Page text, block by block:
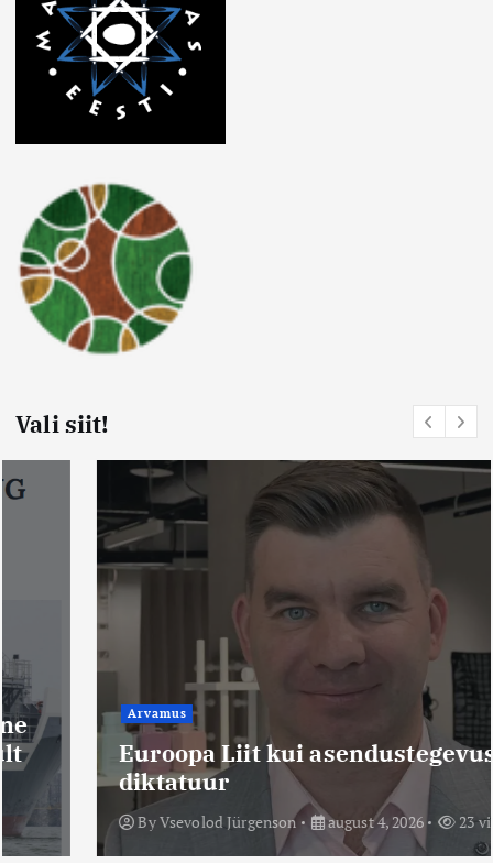
Vali siit!
Arvamus
Euroopa Liit kui asendustegevuste
diktatuur
By Vsevolod Jürgenson august 4, 2026 23 views